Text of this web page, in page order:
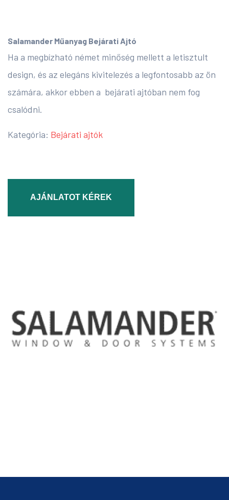
Salamander Műanyag Bejárati Ajtó
Ha a megbízható német minőség mellett a letisztult
design, és az elegáns kivitelezés a legfontosabb az ön
számára, akkor ebben a bejárati ajtóban nem fog
csalódni.
Kategória: Bejárati ajtók
AJÁNLATOT KÉREK